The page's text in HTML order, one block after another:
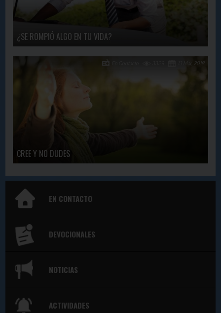
¿SE ROMPIÓ ALGO EN TU VIDA?
CREE Y NO DUDES
13 Mar, 2018
EN CONTACTO
DEVOCIONALES
NOTICIAS
ACTIVIDADES